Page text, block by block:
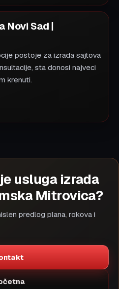
Novi Sad |
postoje za izrada sajtova
sta donosi najveci
krenuti.
usluga izrada
Mitrovica?
predlog plana, rokova i